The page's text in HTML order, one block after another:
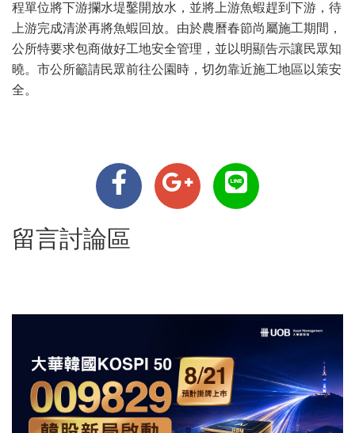
程單位將下游攔水堤鑿開放水，並將上游魚蝦趕到下游，待
上游完成清淤再將魚蝦回放。由於農曆春節尚屬施工期間，
公所特要求包商做好工地安全管理，並以明顯告示讓民眾知
曉。市公所籲請民眾前往公園時，切勿靠近施工地區以策安
全。
留言討論區